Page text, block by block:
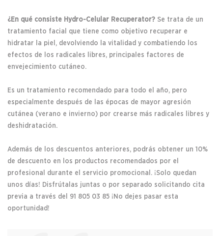
¿En qué consiste Hydro-Celular Recuperator? Se trata de un
tratamiento facial que tiene como objetivo recuperar e
hidratar la piel, devolviendo la vitalidad y combatiendo los
efectos de los radicales libres, principales factores de
envejecimiento cutáneo.
Es un tratamiento recomendado para todo el año, pero
especialmente después de las épocas de mayor agresión
cutánea (verano e invierno) por crearse más radicales libres y
deshidratación.
Además de los descuentos anteriores, podrás obtener un 10%
de descuento en los productos recomendados por el
profesional durante el servicio promocional. ¡Solo quedan
unos días! Disfrútalas juntas o por separado solicitando cita
previa a través del 91 805 03 85 ¡No dejes pasar esta
oportunidad!